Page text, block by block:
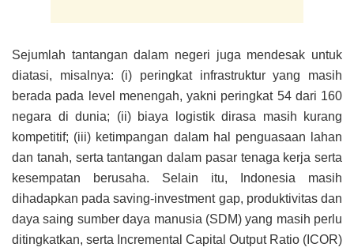
Sejumlah tantangan dalam negeri juga mendesak untuk
diatasi, misalnya: (i) peringkat infrastruktur yang masih
berada pada level menengah, yakni peringkat 54 dari 160
negara di dunia; (ii) biaya logistik dirasa masih kurang
kompetitif; (iii) ketimpangan dalam hal penguasaan lahan
dan tanah, serta tantangan dalam pasar tenaga kerja serta
kesempatan berusaha. Selain itu, Indonesia masih
dihadapkan pada saving-investment gap, produktivitas dan
daya saing sumber daya manusia (SDM) yang masih perlu
ditingkatkan, serta Incremental Capital Output Ratio (ICOR)